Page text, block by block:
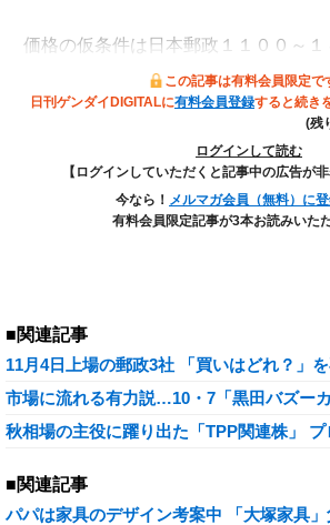
価格の仮条件は日本郵政１１００～１
この記事は有料会員限定で
日刊ゲンダイDIGITALに有料会員登録すると続き
(残
ログインして読む
【ログインしていただくと記事中の広告が
今なら！ メルマガ会員（無料）に
有料会員限定記事が3本お読みいた
■関連記事
11月4日上場の郵政3社 「買いはどれ？」
市場に流れる有力説…10・7「黒田バズー
秋相場の主役に躍り出た「TPP関連株」
■関連記事
パパは家具のデザイン考案中 「大塚家具